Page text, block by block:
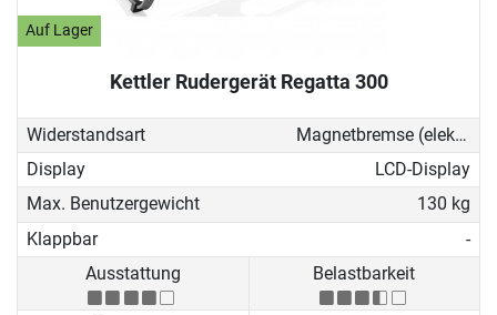
Auf Lager
Kettler Rudergerät Regatta 300
Widerstandsart
Magnetbremse (elektronisch)
Display
LCD-Display
Max. Benutzergewicht
130 kg
Klappbar
-
Ausstattung
Belastbarkeit